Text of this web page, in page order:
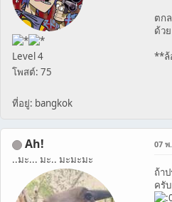
Level 4
โพสต์: 75
ที่อยู่: bangkok
ตก
ด้วย
**ล้
Ah!
..มะ... มะ.. มะมะมะ
07 พ
ถ้า
ครับ